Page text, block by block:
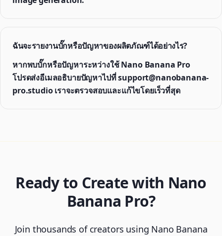
ฉันจะรายงานบั๊กหรือปัญหาของผลิตภัณฑ์ได้อย่างไร?
หากพบบั๊กหรือปัญหาระหว่างใช้ Nano Banana Pro
โปรดส่งอีเมลอธิบายปัญหาไปที่ support@nanobanana-
pro.studio เราจะตรวจสอบและแก้ไขโดยเร็วที่สุด
Ready to Create with Nano
Banana Pro?
Join thousands of creators using Nano Banana